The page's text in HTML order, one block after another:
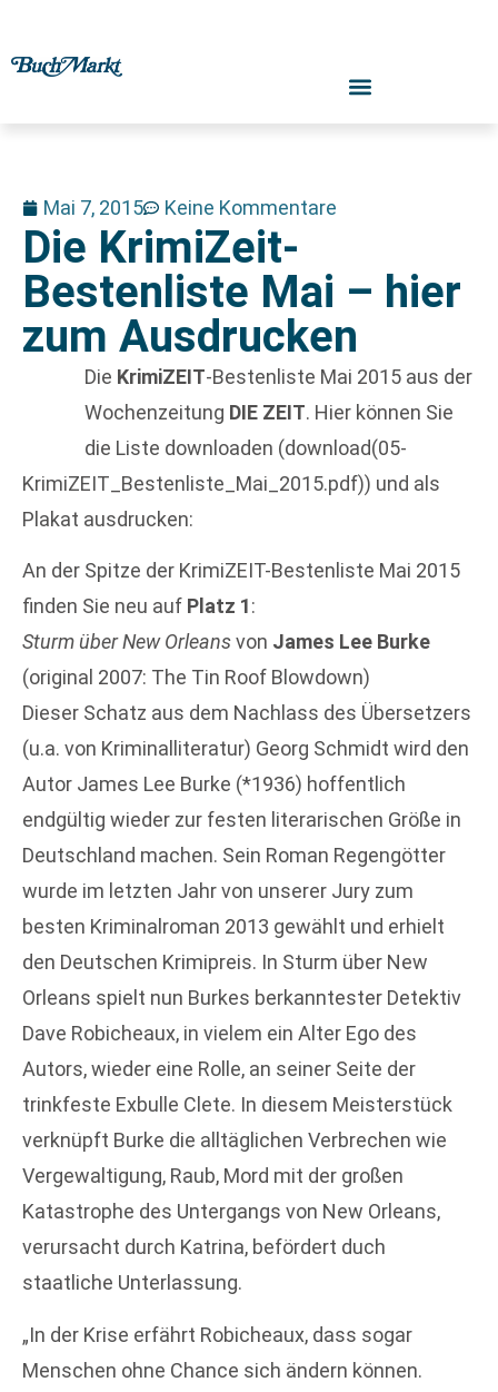
Mai 7, 2015 Keine Kommentare
Die KrimiZeit-
Bestenliste Mai – hier
zum Ausdrucken
Die KrimiZEIT-Bestenliste Mai 2015 aus der
Wochenzeitung DIE ZEIT. Hier können Sie
die Liste downloaden (download(05-
KrimiZEIT_Bestenliste_Mai_2015.pdf)) und als
Plakat ausdrucken:
An der Spitze der KrimiZEIT-Bestenliste Mai 2015
finden Sie neu auf Platz 1:
Sturm über New Orleansvon James Lee Burke
(original 2007: The Tin Roof Blowdown)
Dieser Schatz aus dem Nachlass des Übersetzers
(u.a. von Kriminalliteratur) Georg Schmidt wird den
Autor James Lee Burke (*1936) hoffentlich
endgültig wieder zur festen literarischen Größe in
Deutschland machen. Sein Roman Regengötter
wurde im letzten Jahr von unserer Jury zum
besten Kriminalroman 2013 gewählt und erhielt
den Deutschen Krimipreis. In Sturm über New
Orleans spielt nun Burkes berkanntester Detektiv
Dave Robicheaux, in vielem ein Alter Ego des
Autors, wieder eine Rolle, an seiner Seite der
trinkfeste Exbulle Clete. In diesem Meisterstück
verknüpft Burke die alltäglichen Verbrechen wie
Vergewaltigung, Raub, Mord mit der großen
Katastrophe des Untergangs von New Orleans,
verursacht durch Katrina, befördert duch
staatliche Unterlassung.
„In der Krise erfährt Robicheaux, dass sogar
Menschen ohne Chance sich ändern können.